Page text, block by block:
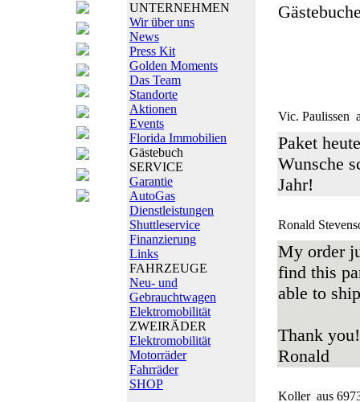
UNTERNEHMEN
Wir über uns
News
Press Kit
Golden Moments
Das Team
Standorte
Aktionen
Events
Florida Immobilien
Gästebuch
SERVICE
Garantie
AutoGas
Dienstleistungen
Shuttleservice
Finanzierung
Links
FAHRZEUGE
Neu- und
Gebrauchtwagen
Elektromobilität
ZWEIRÄDER
Elektromobilität
Motorräder
Fahrräder
SHOP
Vic. Paulissen
Paket
Wunsche
Jahr!
Ronald
My order
find this
able to
Thank you!
Ronald
Koller aus